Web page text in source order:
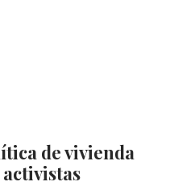
de vivienda